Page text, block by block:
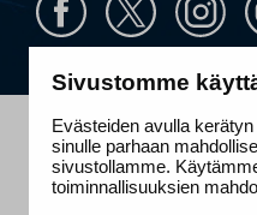
Sivustomme
Evästeiden avulla
sinulle parhaan
sivustollamme.
toiminnallisuuksien